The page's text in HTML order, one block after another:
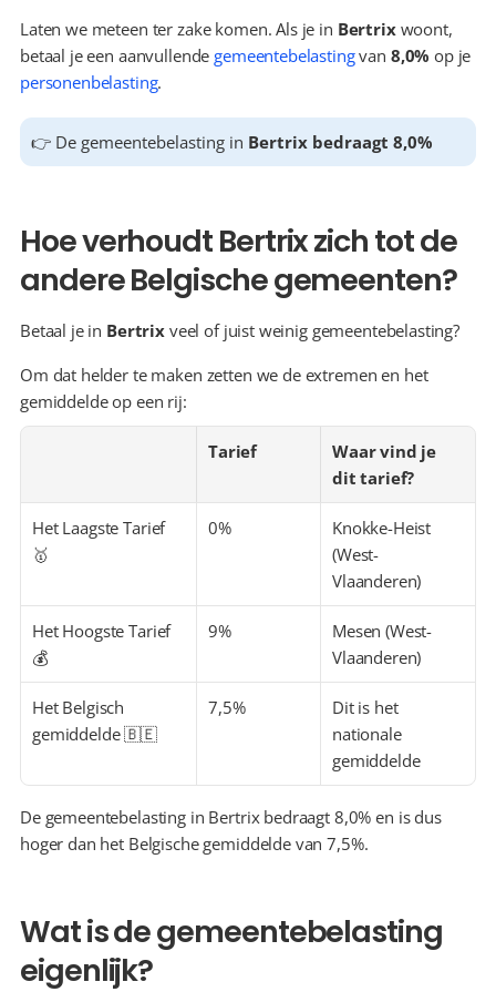
Laten we meteen ter zake komen. Als je in Bertrix woont,
betaal je een aanvullende gemeentebelasting van 8,0%
personenbelasting.
👉 De gemeentebelasting in Bertrix bedraagt 8,0%
Hoe verhoudt Bertrix zich tot de
andere Belgische gemeenten?
Betaal je in Bertrix veel of juist weinig gemeentebelasting?
Om dat helder te maken zetten we de extremen en het
gemiddelde op een rij:
Tarief
Waar vind je
dit tarief?
Het Laagste Tarief
🥇
0%
Knokke-Heist
(West-
Vlaanderen)
Het Hoogste Tarief
💰
9%
Mesen (West-
Vlaanderen)
Het Belgisch
gemiddelde 🇧🇪
7,5%
Dit is het
nationale
gemiddelde
De gemeentebelasting in Bertrix bedraagt 8,0% en is dus
hoger dan het Belgische gemiddelde van 7,5%.
Wat is de gemeentebelasting
eigenlijk?